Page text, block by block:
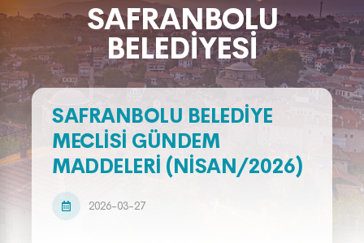
SAFRANBOLU
BELEDIYESI
SAFRANBOLU BELEDİYE
MECLİSİ GÜNDEM
MADDELERİ (NİSAN/2026)
2026-03-27